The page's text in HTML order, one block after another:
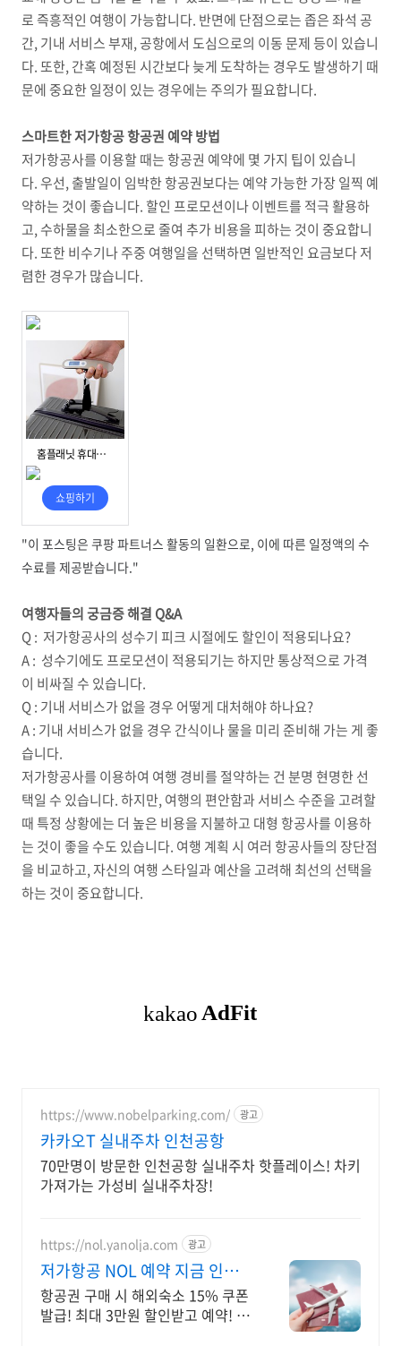
로 즉흥적인 여행이 가능합니다. 반면에 단점으로는 좁은 좌석 공
간, 기내 서비스 부재, 공항에서 도심으로의 이동 문제 등이 있습니
다. 또한, 간혹 예정된 시간보다 늦게 도착하는 경우도 발생하기 때
문에 중요한 일정이 있는 경우에는 주의가 필요합니다.
스마트한 저가항공 항공권 예약 방법
저가항공사를 이용할 때는 항공권 예약에 몇 가지 팁이 있습니
다. 우선, 출발일이 임박한 항공권보다는 예약 가능한 가장 일찍 예
약하는 것이 좋습니다. 할인 프로모션이나 이벤트를 적극 활용하
고, 수하물을 최소한으로 줄여 추가 비용을 피하는 것이 중요합니
다. 또한 비수기나 주중 여행일을 선택하면 일반적인 요금보다 저
렴한 경우가 많습니다.
"이 포스팅은 쿠팡 파트너스 활동의 일환으로, 이에 따른 일정액의 수
수료를 제공받습니다."
여행자들의 궁금증 해결 Q&A
Q : 저가항공사의 성수기 피크 시절에도 할인이 적용되나요?
A : 성수기에도 프로모션이 적용되기는 하지만 통상적으로 가격
이 비싸질 수 있습니다.
Q : 기내 서비스가 없을 경우 어떻게 대처해야 하나요?
A : 기내 서비스가 없을 경우 간식이나 물을 미리 준비해 가는 게 좋
습니다.
저가항공사를 이용하여 여행 경비를 절약하는 건 분명 현명한 선
택일 수 있습니다. 하지만, 여행의 편안함과 서비스 수준을 고려할
때 특정 상황에는 더 높은 비용을 지불하고 대형 항공사를 이용하
는 것이 좋을 수도 있습니다. 여행 계획 시 여러 항공사들의 장단점
을 비교하고, 자신의 여행 스타일과 예산을 고려해 최선의 선택을
하는 것이 중요합니다.
https://www.nobelparking.com/ 광고
카카오T 실내주차 인천공항
70만명이 방문한 인천공항 실내주차 핫플레이스! 차키
가져가는 가성비 실내주차장!
https://nol.yanolja.com 광고
저가항공 NOL 예약 지금 인기
해외노선 특가
항공권 구매 시 해외숙소 15% 쿠폰
발급! 최대 3만원 할인받고 예약! 저